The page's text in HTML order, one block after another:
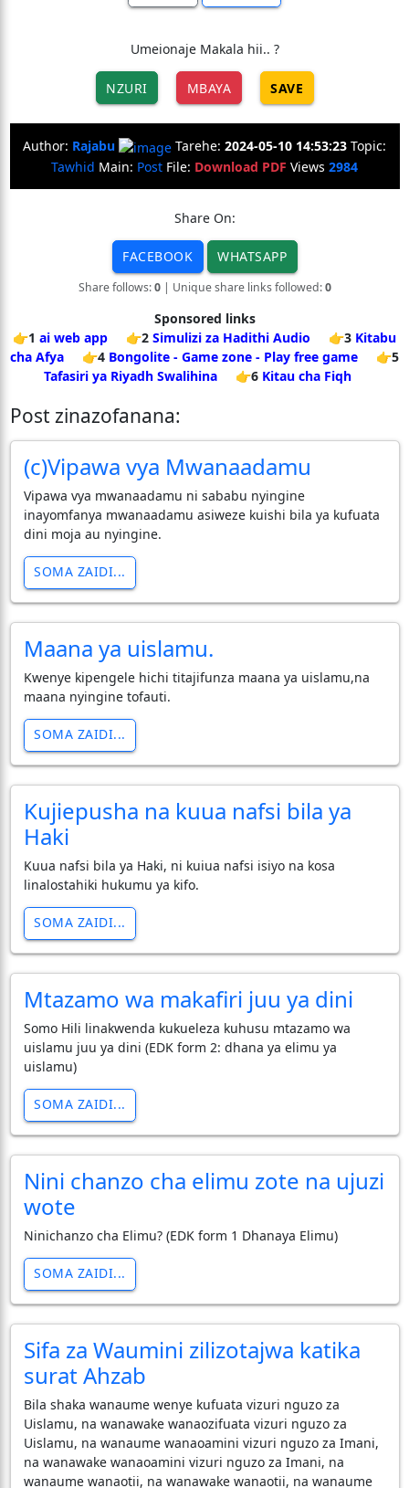
Umeionaje Makala hii.. ?
NZURI MBAYA SAVE
Author: Rajabu Tarehe: 2024-05-10 14:53:23 Topic:
Tawhid Main: Post File: Download PDF Views 2984
Share On:
FACEBOOK WHATSAPP
Share follows:0| Unique share links followed:0
Sponsored links
👉1 ai web app 👉2 Simulizi za Hadithi Audio 👉3 Kitabu
cha Afya
👉4 Bongolite - Game zone - Play free game
👉5
Tafasiri ya Riyadh Swalihina
👉6 Kitau cha Fiqh
Post zinazofanana:
(c)Vipawa vya Mwanaadamu
Vipawa vya mwanaadamu ni sababu nyingine
inayomfanya mwanaadamu asiweze kuishi bila ya kufuata
dini moja au nyingine.
SOMA ZAIDI...
Maana ya uislamu.
Kwenye kipengele hichi titajifunza maana ya uislamu,na
maana nyingine tofauti.
SOMA ZAIDI...
Kujiepusha na kuua nafsi bila ya
Haki
Kuua nafsi bila ya Haki, ni kuiua nafsi isiyo na kosa
linalostahiki hukumu ya kifo.
SOMA ZAIDI...
Mtazamo wa makafiri juu ya dini
Somo Hili linakwenda kukueleza kuhusu mtazamo wa
uislamu juu ya dini (EDK form 2: dhana ya elimu ya
uislamu)
SOMA ZAIDI...
Nini chanzo cha elimu zote na ujuzi
wote
Ninichanzo cha Elimu? (EDK form 1 Dhanaya Elimu)
SOMA ZAIDI...
Sifa za Waumini zilizotajwa katika
surat Ahzab
Bila shaka wanaume wenye kufuata vizuri nguzo za
Uislamu, na wanawake wanaozifuata vizuri nguzo za
Uislamu, na wanaume wanaoamini vizuri nguzo za Imani,
na wanawake wanaoamini vizuri nguzo za Imani, na
wanaume wanaotii, na wanawake wanaotii, na wanaume